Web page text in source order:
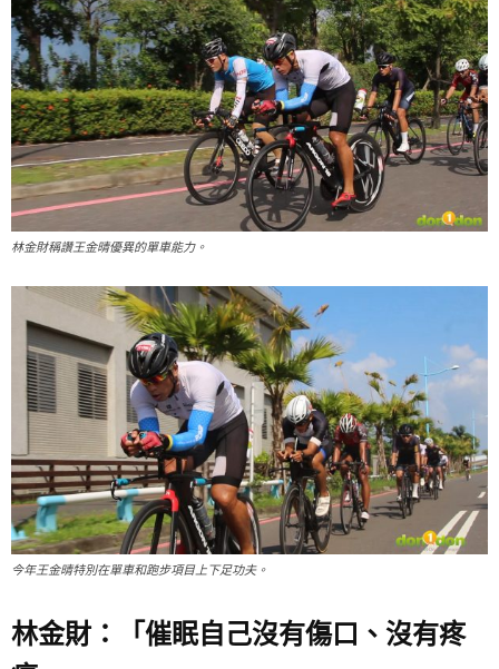
林金財稱讚王金晴優異的單車能力。
今年王金晴特別在單車和跑步項目上下足功夫。
林金財：「催眠自己沒有傷口、沒有疼